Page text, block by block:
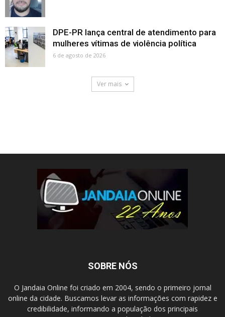
DPE-PR lança central de atendimento para
mulheres vítimas de violência política
6 de agosto de 2026
Ver mais
SOBRE NÓS
O Jandaia Online foi criado em 2004, sendo o primeiro jornal
online da cidade. Buscamos levar as informações com rapidez e
credibilidade, informando a população dos principais